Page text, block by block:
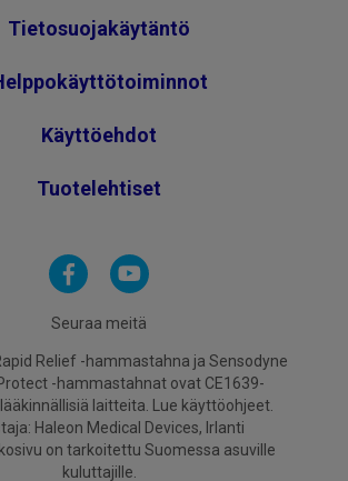
Tietosuojakäytäntö
Käyttöehdot
Tuotelehtiset
Seuraa meitä
Relief -hammastahna ja Sensodyne
-hammastahnat ovat CE1639-
laitteita. Lue käyttöohjeet.
Haleon Medical Devices, Irlanti
on tarkoitettu Suomessa asuville
kuluttajille.